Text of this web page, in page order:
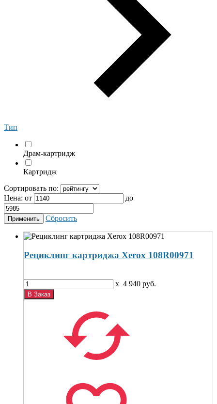
Тип
Драм-картридж
Картридж
Сортировать по:
Цена: от до
Сбросить
Рециклинг картриджа Xerox 108R00971
x 4 940 руб.